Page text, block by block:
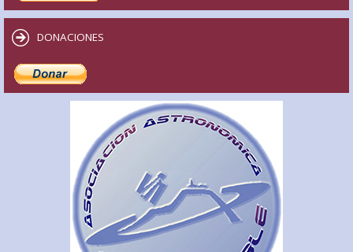
DONACIONES